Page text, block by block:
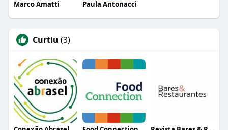
Marco Amatti Paula Antonacci
Curtiu (3)